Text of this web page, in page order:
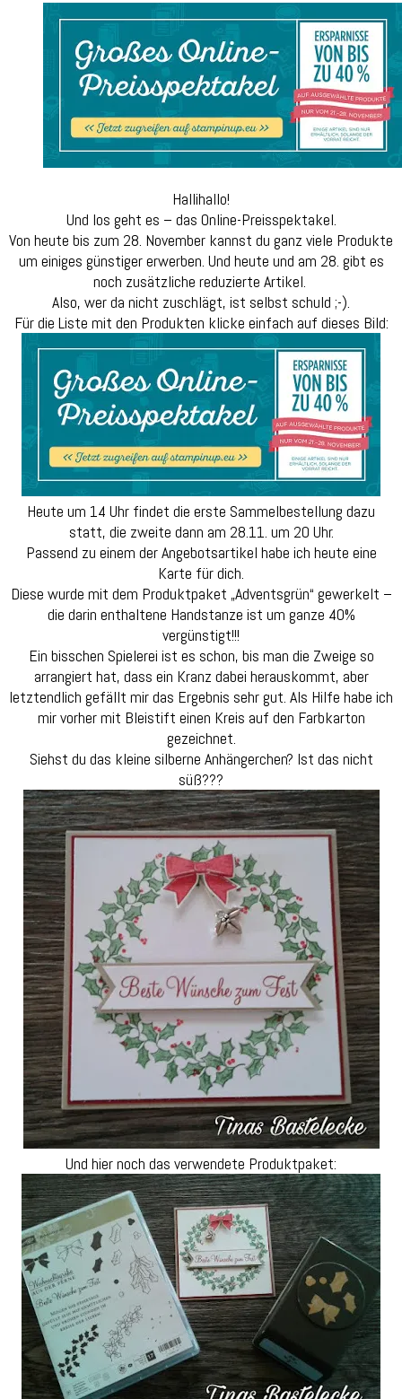
Hallihallo!
Und los geht es – das Online-Preisspektakel.
Von heute bis zum 28. November kannst du ganz viele Produkte
um einiges günstiger erwerben. Und heute und am 28. gibt es
noch zusätzliche reduzierte Artikel.
Also, wer da nicht zuschlägt, ist selbst schuld ;-).
Für die Liste mit den Produkten klicke einfach auf dieses Bild:
Heute um 14 Uhr findet die erste Sammelbestellung dazu
statt, die zweite dann am 28.11. um 20 Uhr.
Passend zu einem der Angebotsartikel habe ich heute eine
Karte für dich.
Diese wurde mit dem Produktpaket „Adventsgrün“ gewerkelt –
die darin enthaltene Handstanze ist um ganze 40%
vergünstigt!!!
Ein bisschen Spielerei ist es schon, bis man die Zweige so
arrangiert hat, dass ein Kranz dabei herauskommt, aber
letztendlich gefällt mir das Ergebnis sehr gut. Als Hilfe habe ich
mir vorher mit Bleistift einen Kreis auf den Farbkarton
gezeichnet.
Siehst du das kleine silberne Anhängerchen? Ist das nicht
süß???
Und hier noch das verwendete Produktpaket: